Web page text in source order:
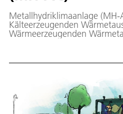
Metallhydriklimaanlage
Kälteerzeugenden
Wärmeerzeugenden
und Kühlflüssigkeitsventile